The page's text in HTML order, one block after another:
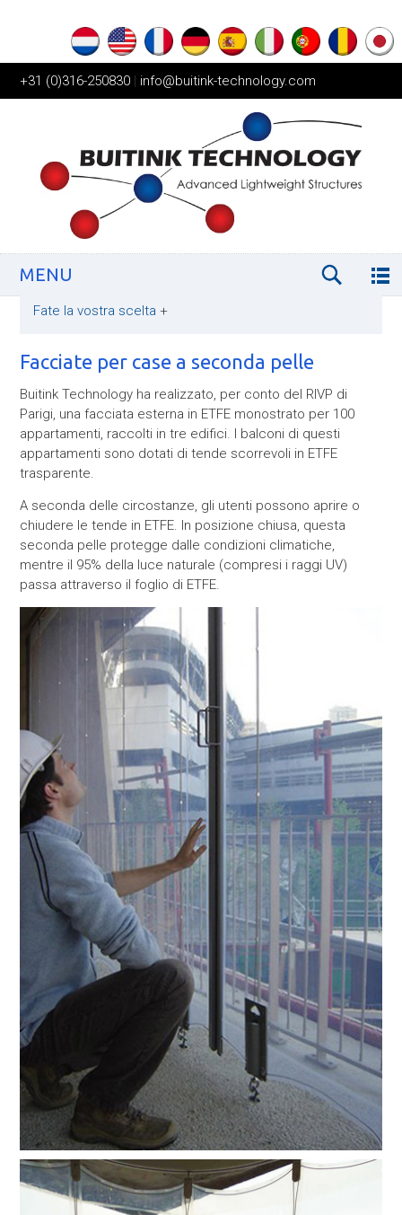
+31 (0)316-250830 | info@buitink-technology.com
MENU
Fate la vostra scelta +
Facciate per case a seconda pelle
Buitink Technology ha realizzato, per conto del RIVP di
Parigi, una facciata esterna in ETFE monostrato per 100
appartamenti, raccolti in tre edifici. I balconi di questi
appartamenti sono dotati di tende scorrevoli in ETFE
trasparente.
A seconda delle circostanze, gli utenti possono aprire o
chiudere le tende in ETFE. In posizione chiusa, questa
seconda pelle protegge dalle condizioni climatiche,
mentre il 95% della luce naturale (compresi i raggi UV)
passa attraverso il foglio di ETFE.